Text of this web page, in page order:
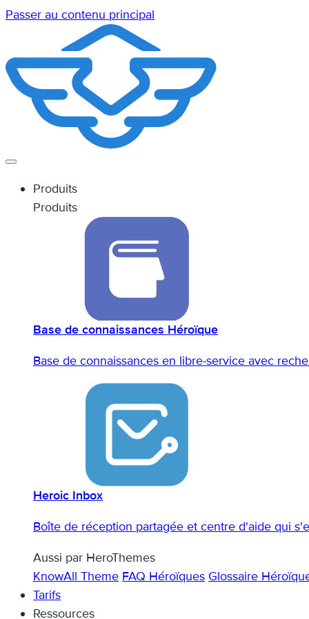
Passer au contenu principal
Produits
Produits
Base de connaissances Héroïque
Base de connaissances en libre-service avec
Heroic Inbox
Boîte de réception partagée et centre d'aide qui
Aussi par HeroThemes
KnowAll Theme FAQ Héroïques Glossaire
Tarifs
Ressources